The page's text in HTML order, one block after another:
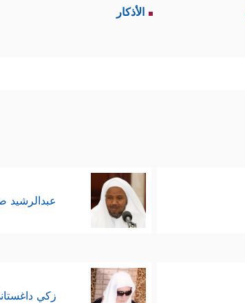
الأذكار
عبدالرشيد
زكي